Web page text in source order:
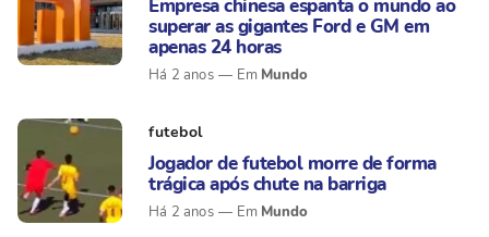
Empresa chinesa espanta o mundo ao
superar as gigantes Ford e GM em
apenas 24 horas
Há 2 anos Mundo
futebol
Jogador de futebol morre de forma
trágica após chute na barriga
Há 2 anos Mundo